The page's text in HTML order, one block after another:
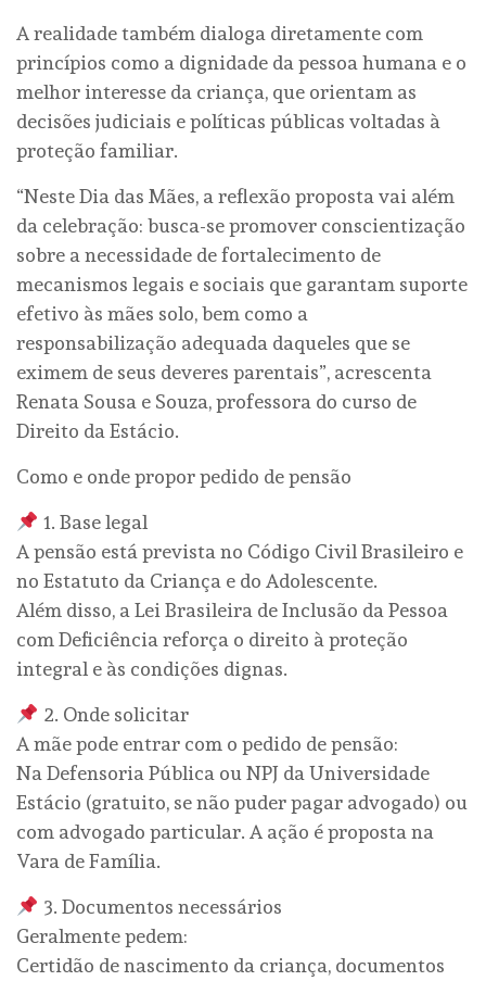
A realidade também dialoga diretamente com
princípios como a dignidade da pessoa humana e o
melhor interesse da criança, que orientam as
decisões judiciais e políticas públicas voltadas à
proteção familiar.
“Neste Dia das Mães, a reflexão proposta vai além
da celebração: busca-se promover conscientização
sobre a necessidade de fortalecimento de
mecanismos legais e sociais que garantam suporte
efetivo às mães solo, bem como a
responsabilização adequada daqueles que se
eximem de seus deveres parentais”, acrescenta
Renata Sousa e Souza, professora do curso de
Direito da Estácio.
Como e onde propor pedido de pensão
1. Base legal
A pensão está prevista no Código Civil Brasileiro e
no Estatuto da Criança e do Adolescente.
Além disso, a Lei Brasileira de Inclusão da Pessoa
com Deficiência reforça o direito à proteção
integral e às condições dignas.
2. Onde solicitar
A mãe pode entrar com o pedido de pensão:
Na Defensoria Pública ou NPJ da Universidade
Estácio (gratuito, se não puder pagar advogado) ou
com advogado particular. A ação é proposta na
Vara de Família.
3. Documentos necessários
Geralmente pedem:
Certidão de nascimento da criança, documentos